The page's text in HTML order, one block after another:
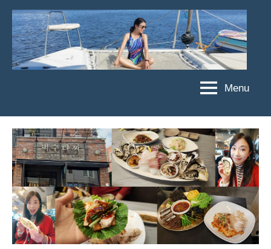
Skip
content
菲
亞
娃
JEFFIA
FANG
亞
娃
粉
絲
團、
主
題
旅
Menu